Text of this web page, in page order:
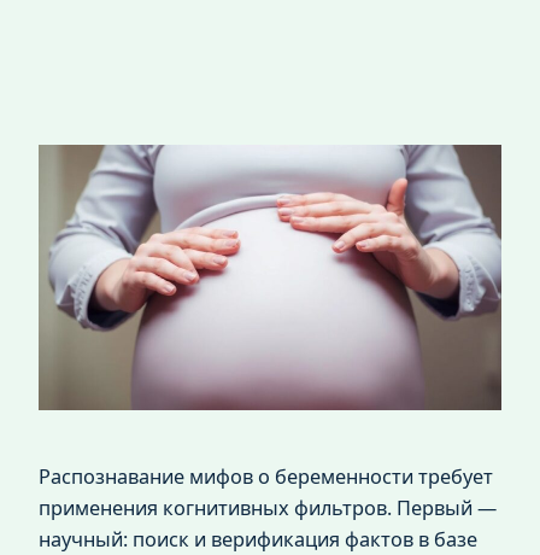
Распознавание мифов о беременности требует
применения когнитивных фильтров. Первый —
научный: поиск и верификация фактов в базе